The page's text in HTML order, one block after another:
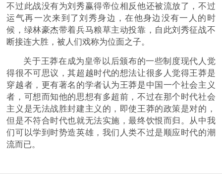
不过此战没有为刘秀赢得帝位相反他还被流放了，不过
运气再一次来到了刘秀身边，在他身边没有一人的时
候，绿林豪杰带着兵马粮草主动投靠，自此刘秀征战不
断接连大胜，被人们戏称为位面之子。
关于王莽在成为皇帝以后颁布的一些制度现代人觉
得很不可思议，其超越时代的想法让很多人觉得王莽是
穿越者，更有著名的学者认为王莽是中国一个社会主义
者，可想而知他的思想有多超前，不过在那个时代社会
主义是无法战胜封建主义的，即使王莽的政策是对的，
但是不符合时代也就无法实施，最终饮恨而归。从中我
们可以学到时势造英雄，我们人类不过是顺应时代的潮
流而已。